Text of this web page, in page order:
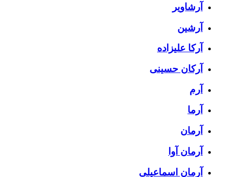
آرشاویر
آرشین
آرکا علیزاده
آرکان حسینی
آرم
آرما
آرمان
آرمان آوا
آرمان اسماعیلی